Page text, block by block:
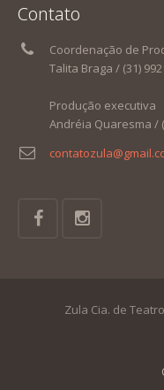
Contato
Coordenação de
Talita Braga / (31)
Produção executiva
Andréia Quaresma /
Zula Cia. de